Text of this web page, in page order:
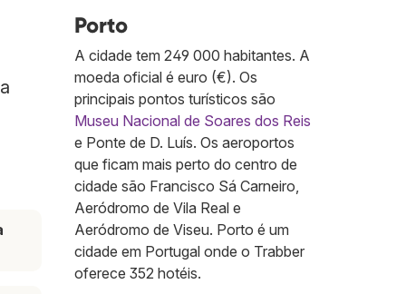
Porto
A cidade tem 249 000 habitantes. A
moeda oficial é euro (€). Os
principais pontos turísticos são
Museu Nacional de Soares dos Reis
e Ponte de D. Luís. Os aeroportos
que ficam mais perto do centro de
cidade são Francisco Sá Carneiro,
Aeródromo de Vila Real e
Aeródromo de Viseu. Porto é um
cidade em Portugal onde o Trabber
oferece 352 hotéis.